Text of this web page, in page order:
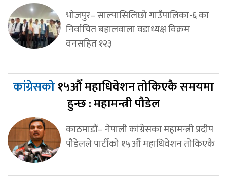
भोजपुर– साल्पासिलिछो गाउँपालिका-६ का
निर्वाचित बहालवाला वडाध्यक्ष विक्रम
वनसहित १२३
कांग्रेसको१५औँ महाधिवेशन तोकिएकै समयमा
हुन्छ : महामन्त्री पौडेल
काठमाडौं– नेपाली कांग्रेसका महामन्त्री प्रदीप
पौडेलले पार्टीको १५औँ महाधिवेशन तोकिएकै